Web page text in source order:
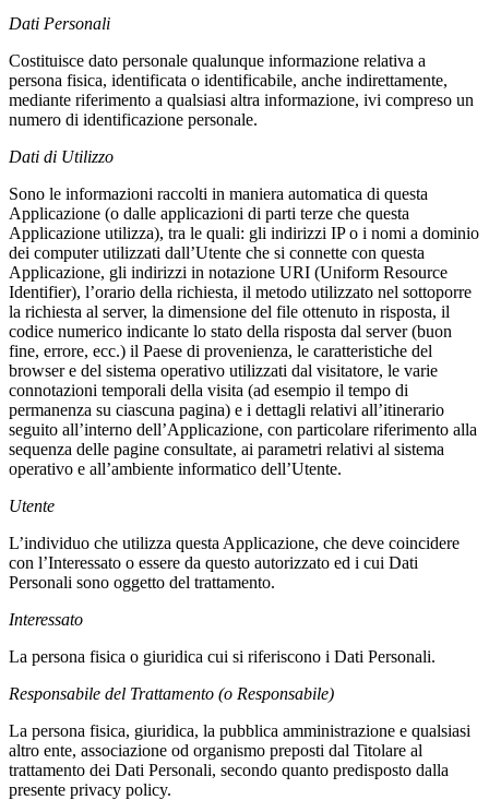
Dati Personali
Costituisce dato personale qualunque informazione relativa a
persona fisica, identificata o identificabile, anche indirettamente,
mediante riferimento a qualsiasi altra informazione, ivi compreso un
numero di identificazione personale.
Dati di Utilizzo
Sono le informazioni raccolti in maniera automatica di questa
Applicazione (o dalle applicazioni di parti terze che questa
Applicazione utilizza), tra le quali: gli indirizzi IP o i nomi a dominio
dei computer utilizzati dall’Utente che si connette con questa
Applicazione, gli indirizzi in notazione URI (Uniform Resource
Identifier), l’orario della richiesta, il metodo utilizzato nel sottoporre
la richiesta al server, la dimensione del file ottenuto in risposta, il
codice numerico indicante lo stato della risposta dal server (buon
fine, errore, ecc.) il Paese di provenienza, le caratteristiche del
browser e del sistema operativo utilizzati dal visitatore, le varie
connotazioni temporali della visita (ad esempio il tempo di
permanenza su ciascuna pagina) e i dettagli relativi all’itinerario
seguito all’interno dell’Applicazione, con particolare riferimento alla
sequenza delle pagine consultate, ai parametri relativi al sistema
operativo e all’ambiente informatico dell’Utente.
Utente
L’individuo che utilizza questa Applicazione, che deve coincidere
con l’Interessato o essere da questo autorizzato ed i cui Dati
Personali sono oggetto del trattamento.
Interessato
La persona fisica o giuridica cui si riferiscono i Dati Personali.
Responsabile del Trattamento (o Responsabile)
La persona fisica, giuridica, la pubblica amministrazione e qualsiasi
altro ente, associazione od organismo preposti dal Titolare al
trattamento dei Dati Personali, secondo quanto predisposto dalla
presente privacy policy.